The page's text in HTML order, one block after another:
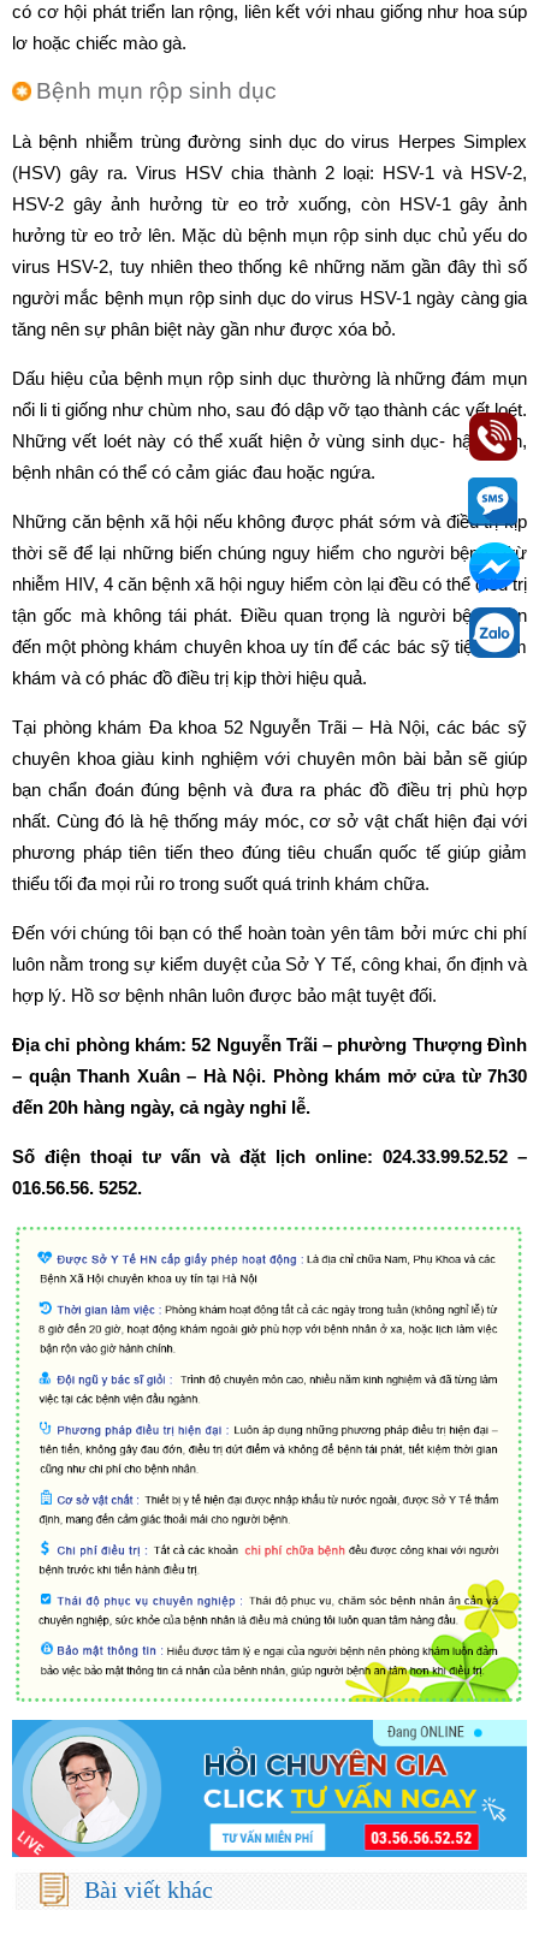
có cơ hội phát triển lan rộng, liên kết với nhau giống như hoa súp
lơ hoặc chiếc mào gà.
Bệnh mụn rộp sinh dục
Là bệnh nhiễm trùng đường sinh dục do virus Herpes Simplex
(HSV) gây ra. Virus HSV chia thành 2 loại: HSV-1 và HSV-2,
HSV-2 gây ảnh hưởng từ eo trở xuống, còn HSV-1 gây ảnh
hưởng từ eo trở lên. Mặc dù bệnh mụn rộp sinh dục chủ yếu do
virus HSV-2, tuy nhiên theo thống kê những năm gần đây thì số
người mắc bệnh mụn rộp sinh dục do virus HSV-1 ngày càng gia
tăng nên sự phân biệt này gần như được xóa bỏ.
Dấu hiệu của bệnh mụn rộp sinh dục thường là những đám mụn
nổi li ti giống như chùm nho, sau đó dập vỡ tạo thành các vết loét.
Những vết loét này có thể xuất hiện ở vùng sinh dục- hậu môn,
bệnh nhân có thể có cảm giác đau hoặc ngứa.
Những căn bệnh xã hội nếu không được phát sớm và điều trị kịp
thời sẽ để lại những biến chúng nguy hiểm cho người bệnh. Trừ
nhiễm HIV, 4 căn bệnh xã hội nguy hiểm còn lại đều có thể điều trị
tận gốc mà không tái phát. Điều quan trọng là người bệnh cần
đến một phòng khám chuyên khoa uy tín để các bác sỹ tiện thăm
khám và có phác đồ điều trị kịp thời hiệu quả.
Tại phòng khám Đa khoa 52 Nguyễn Trãi – Hà Nội, các bác sỹ
chuyên khoa giàu kinh nghiệm với chuyên môn bài bản sẽ giúp
bạn chẩn đoán đúng bệnh và đưa ra phác đồ điều trị phù hợp
nhất. Cùng đó là hệ thống máy móc, cơ sở vật chất hiện đại với
phương pháp tiên tiến theo đúng tiêu chuẩn quốc tế giúp giảm
thiểu tối đa mọi rủi ro trong suốt quá trinh khám chữa.
Đến với chúng tôi bạn có thể hoàn toàn yên tâm bởi mức chi phí
luôn nằm trong sự kiểm duyệt của Sở Y Tế, công khai, ổn định và
hợp lý. Hồ sơ bệnh nhân luôn được bảo mật tuyệt đối.
Địa chỉ phòng khám: 52 Nguyễn Trãi – phường Thượng Đình
– quận Thanh Xuân – Hà Nội. Phòng khám mở cửa từ 7h30
đến 20h hàng ngày, cả ngày nghỉ lễ.
Số điện thoại tư vấn và đặt lịch online: 024.33.99.52.52 –
016.56.56. 5252.
Bài viết khác